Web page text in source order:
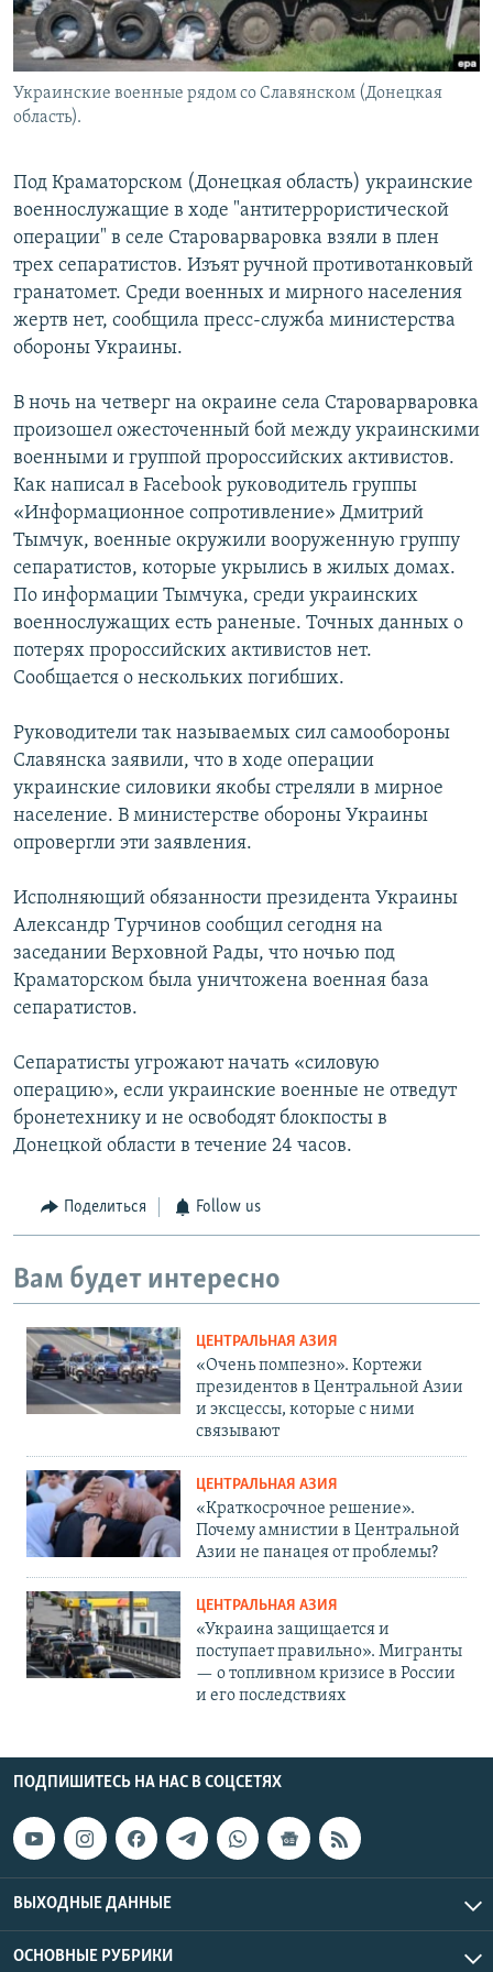
Украинские военные рядом со Славянском (Донецкая
область).
Под Краматорском (Донецкая область) украинские
военнослужащие в ходе "антитеррористической
операции" в селе Староварваровка взяли в плен
трех сепаратистов. Изъят ручной противотанковый
гранатомет. Среди военных и мирного населения
жертв нет, сообщила пресс-служба министерства
обороны Украины.
В ночь на четверг на окраине села Староварваровка
произошел ожесточенный бой между украинскими
военными и группой пророссийских активистов.
Как написал в Facebook руководитель группы
«Информационное сопротивление» Дмитрий
Тымчук, военные окружили вооруженную группу
сепаратистов, которые укрылись в жилых домах.
По информации Тымчука, среди украинских
военнослужащих есть раненые. Точных данных о
потерях пророссийских активистов нет.
Сообщается о нескольких погибших.
Руководители так называемых сил самообороны
Славянска заявили, что в ходе операции
украинские силовики якобы стреляли в мирное
население. В министерстве обороны Украины
опровергли эти заявления.
Исполняющий обязанности президента Украины
Александр Турчинов сообщил сегодня на
заседании Верховной Рады, что ночью под
Краматорском была уничтожена военная база
сепаратистов.
Сепаратисты угрожают начать «силовую
операцию», если украинские военные не отведут
бронетехнику и не освободят блокпосты в
Донецкой области в течение 24 часов.
Поделиться Follow us
Вам будет интересно
ЦЕНТРАЛЬНАЯ АЗИЯ
«Очень помпезно». Кортежи
президентов в Центральной Азии
и эксцессы, которые с ними
связывают
ЦЕНТРАЛЬНАЯ АЗИЯ
«Краткосрочное решение».
Почему амнистии в Центральной
Азии не панацея от проблемы?
ЦЕНТРАЛЬНАЯ АЗИЯ
«Украина защищается и
поступает правильно». Мигранты
— о топливном кризисе в России
и его последствиях
ПОДПИШИТЕСЬ НА НАС В СОЦСЕТЯХ
ВЫХОДНЫЕ ДАННЫЕ
ОСНОВНЫЕ РУБРИКИ